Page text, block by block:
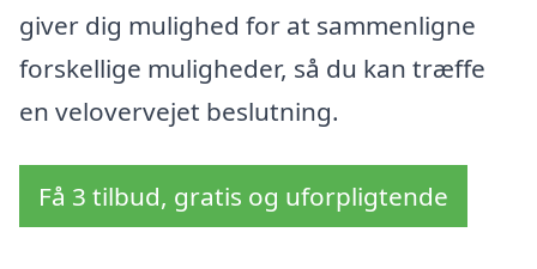
giver dig mulighed for at sammenligne
forskellige muligheder, så du kan træffe
en velovervejet beslutning.
Få 3 tilbud, gratis og uforpligtende